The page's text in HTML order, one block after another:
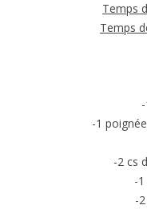
Temps
Temps
-1
-2 cs
-
-